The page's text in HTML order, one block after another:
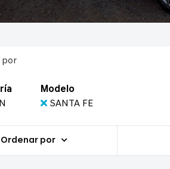
por
Modelo
SANTA FE
Ordenar por